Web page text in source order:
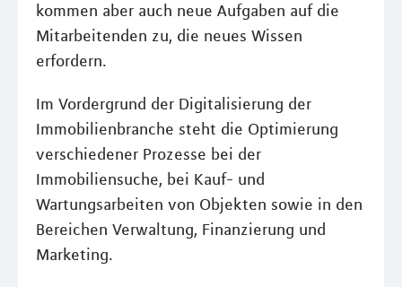
kommen aber auch neue Aufgaben auf die
Mitarbeitenden zu, die neues Wissen
erfordern.
Im Vordergrund der Digitalisierung der
Immobilienbranche steht die Optimierung
verschiedener Prozesse bei der
Immobiliensuche, bei Kauf- und
Wartungsarbeiten von Objekten sowie in den
Bereichen Verwaltung, Finanzierung und
Marketing.